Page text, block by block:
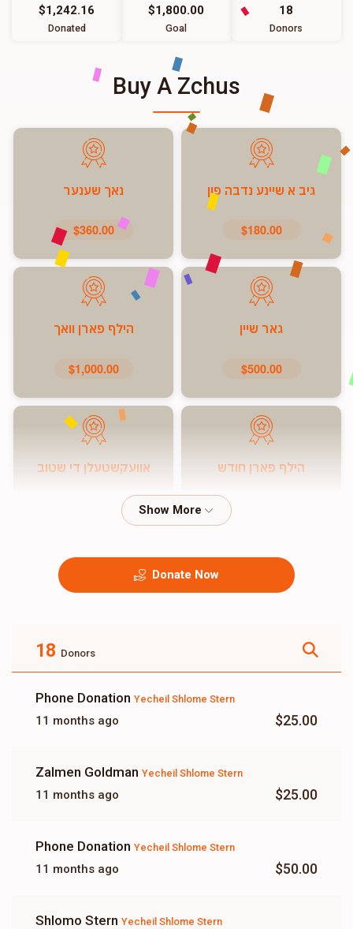
$1,242.16
Donated
$1,800.00
Goal
18
Donors
Buy A Zchus
גיב א שיינע נדבה פון
$180.00
נאך שענער
$360.00
גאר שיין
$500.00
הילף פארן וואך
$1,000.00
הילף פארן חודש אוועקשטעלן די שטוב
Donate Now
18 Donors
Phone Donation Yecheil Shlome Stern
11 months ago $25.00
Zalmen Goldman Yecheil Shlome Stern
11 months ago $25.00
Phone Donation Yecheil Shlome Stern
11 months ago $50.00
Shlomo Stern Yecheil Shlome Stern